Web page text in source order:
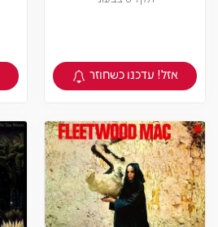
צפיה במוצר
אזל! עדכנו כשחוזר